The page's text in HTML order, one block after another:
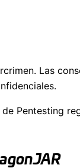
Las
Pentesting